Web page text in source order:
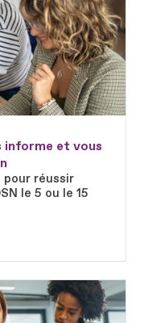
informe et vous
réussir
le 5 ou le 15